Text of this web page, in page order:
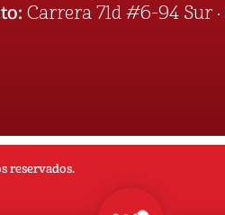
Carrera 71d #6-94 Sur ·
reservados.